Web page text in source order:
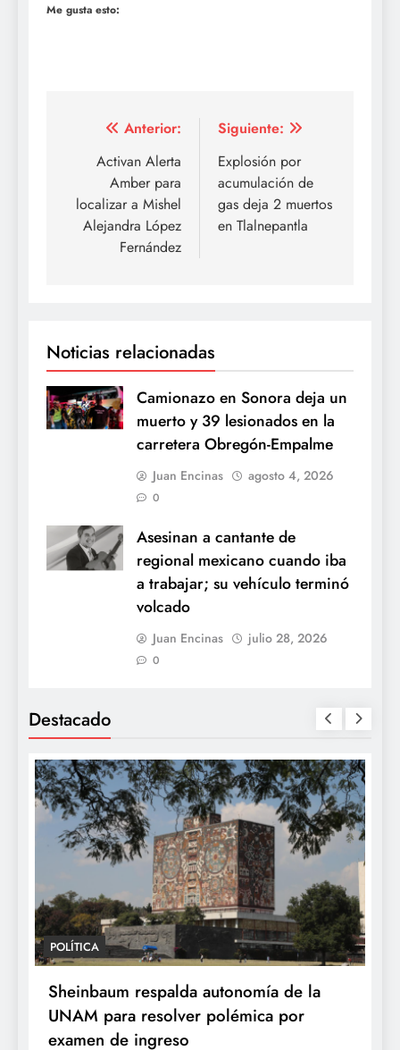
Me gusta esto:
Navegación
entradas
Anterior:
Activan Alerta
Amber para
localizar a Mishel
Alejandra López
Fernández
Siguiente:
Explosión por
acumulación de
gas deja 2 muertos
en Tlalnepantla
Noticias relacionadas
Camionazo en Sonora deja un
muerto y 39 lesionados en la
carretera Obregón-Empalme
Juan Encinas agosto 4, 2026
0
Asesinan a cantante de
regional mexicano cuando iba
a trabajar; su vehículo terminó
volcado
Juan Encinas julio 28, 2026
0
Destacado
POLÍTICA
Sheinbaum respalda autonomía de la
UNAM para resolver polémica por
examen de ingreso